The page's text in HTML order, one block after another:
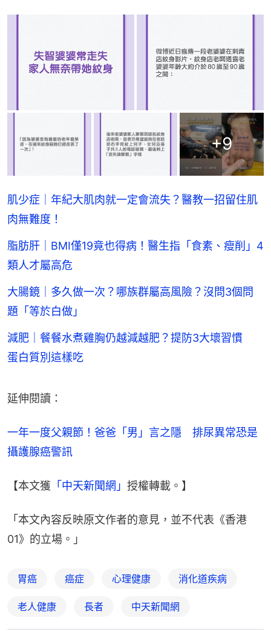
+9
肌少症｜年紀大肌肉就一定會流失？醫教一招留住肌
肉無難度！
脂肪肝｜BMI僅19竟也得病！醫生指「食素、瘦削」4
類人才屬高危
大腸鏡｜多久做一次？哪族群屬高風險？沒問3個問
題「等於白做」
減肥｜餐餐水煮雞胸仍越減越肥？提防3大壞習慣
蛋白質別這樣吃
延伸閱讀：
一年一度父親節！爸爸「男」言之隱　排尿異常恐是
攝護腺癌警訊
【本文獲 「中天新聞網」 授權轉載。】
「本文內容反映原文作者的意見，並不代表《香港
01》的立場。」
胃癌 癌症 心理健康 消化道疾病
老人健康 長者 中天新聞網